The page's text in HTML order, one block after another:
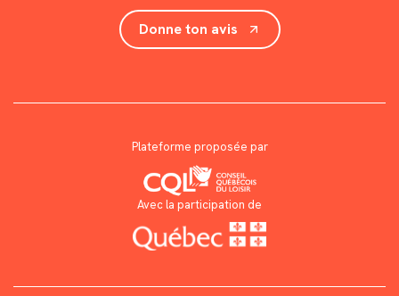
Donne ton avis
Plateforme proposée par
Avec la participation de